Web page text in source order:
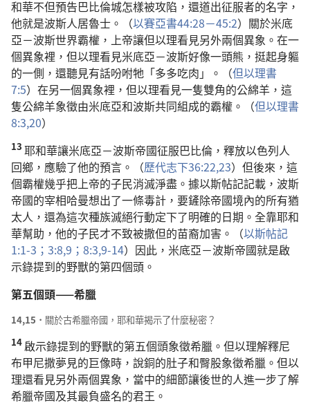
和華不但預告巴比倫城怎樣被攻陷，還道出征服者的名字，
他就是波斯人居魯士。（以賽亞書44:28－45:2）關於米底
亞－波斯世界霸權，上帝讓但以理看見另外兩個異象。在一
個異象裡，但以理看見米底亞－波斯好像一頭熊，挺起身軀
的一側，還聽見有話吩咐牠「多多吃肉」。（但以理書
7:5）在另一個異象裡，但以理看見一隻雙角的公綿羊，這
隻公綿羊象徵由米底亞和波斯共同組成的霸權。（但以理書
8:3,20）
13 耶和華讓米底亞－波斯帝國征服巴比倫，釋放以色列人
回鄉，應驗了他的預言。（歷代志下36:22,23）但後來，這
個霸權幾乎把上帝的子民消滅淨盡。據以斯帖記記載，波斯
帝國的宰相哈曼想出了一條毒計，要鏟除帝國境內的所有猶
太人，還為這次種族滅絕行動定下了明確的日期。全靠耶和
華幫助，他的子民才不致被撒但的苗裔加害。（以斯帖記
1:1-3； 3:8,9； 8:3,9-14）因此，米底亞－波斯帝國就是啟
示錄提到的野獸的第四個頭。
第五個頭——希臘
14,15． 關於古希臘帝國，耶和華揭示了什麼秘密？
14啟示錄提到的野獸的第五個頭象徵希臘。但以理解釋尼
布甲尼撒夢見的巨像時，說銅的肚子和臀股象徵希臘。但以
理還看見另外兩個異象，當中的細節讓後世的人進一步了解
希臘帝國及其最負盛名的君王。